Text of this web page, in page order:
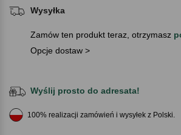
Wysyłka
Zamów ten produkt teraz, otrzymasz
Opcje dostaw >
Wyślij prosto do adresata!
100% realizacji zamówień i wysyłek z Polski.